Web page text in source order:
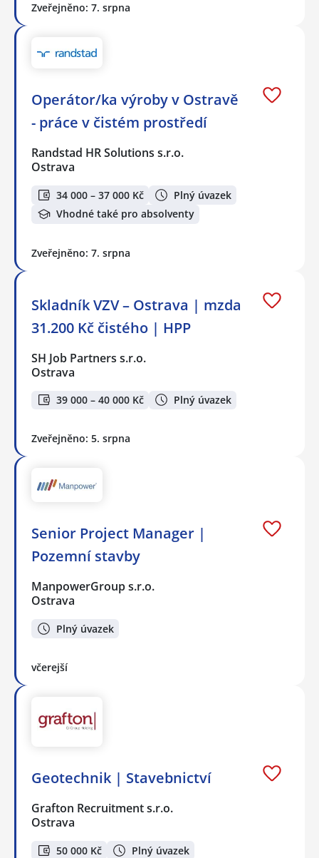
Zveřejněno: 7. srpna
Operátor/ka výroby v Ostravě
- práce v čistém prostředí
Randstad HR Solutions s.r.o.
Ostrava
34 000 – 37 000 Kč
Plný úvazek
Vhodné také pro absolventy
Zveřejněno: 7. srpna
Skladník VZV – Ostrava | mzda
31.200 Kč čistého | HPP
SH Job Partners s.r.o.
Ostrava
39 000 – 40 000 Kč Plný úvazek
Zveřejněno: 5. srpna
Senior Project Manager |
Pozemní stavby
ManpowerGroup s.r.o.
Ostrava
Plný úvazek
včerejší
Geotechnik | Stavebnictví
Grafton Recruitment s.r.o.
Ostrava
50 000 Kč Plný úvazek